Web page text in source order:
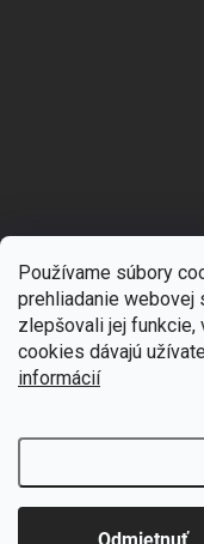
Používame súbory
prehliadanie webovej
zlepšovali jej funkcie,
cookies dávajú
informácií
Copyright 2026 🎁
Prihláste sa k odberu